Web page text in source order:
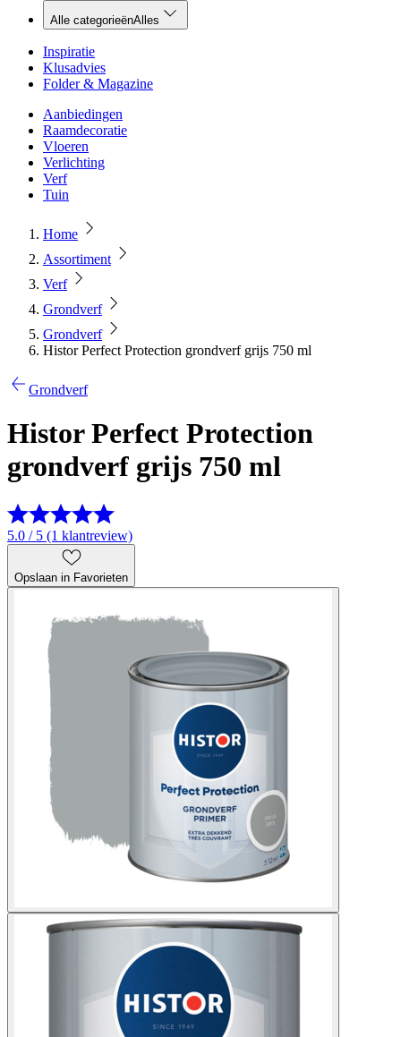
Alle categorieënAlles
Inspiratie
Klusadvies
Folder & Magazine
Aanbiedingen
Raamdecoratie
Vloeren
Verlichting
Verf
Tuin
Home
Assortiment
Verf
Grondverf
Grondverf
Histor Perfect Protection grondverf grijs 750 ml
Grondverf
Histor Perfect Protection
grondverf grijs 750 ml
5.0 / 5 (1 klantreview)
Opslaan in Favorieten